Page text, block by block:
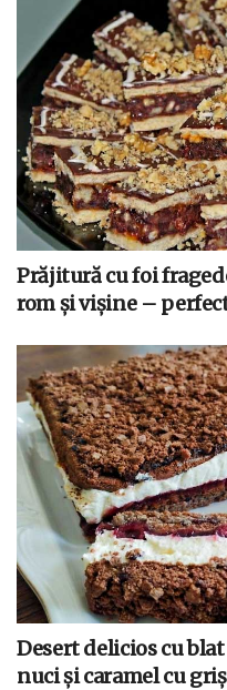
Prăjitură cu foi
rom și vișine –
Desert delicios cu
nuci și caramel cu griș